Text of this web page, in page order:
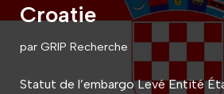
Croatie
par GRIP Recherche
Statut de l’embargo Levé Entité